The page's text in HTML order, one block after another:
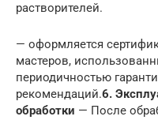
растворителей.
— оформляется
мастеров,
периодичностью
рекомендаций.6.
обработки — После